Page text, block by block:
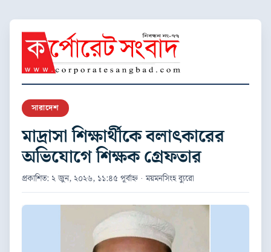
সারাদেশ
মাদ্রাসা শিক্ষার্থীকে বলাৎকারের
অভিযোগে শিক্ষক গ্রেফতার
প্রকাশিত: ২ জুন, ২০২৬, ১১:৪৫ পূর্বাহ্ন · ময়মনসিংহ ব্যুরো